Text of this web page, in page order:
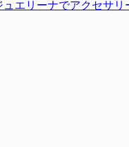
ュエリーナでアクセサリ